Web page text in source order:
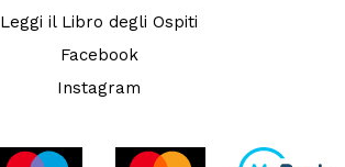
Leggi il Libro degli Ospiti
Facebook
Instagram